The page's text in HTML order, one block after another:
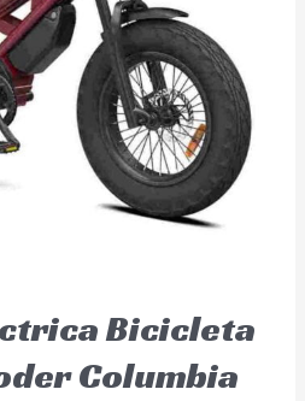
Bicicleta
Columbia